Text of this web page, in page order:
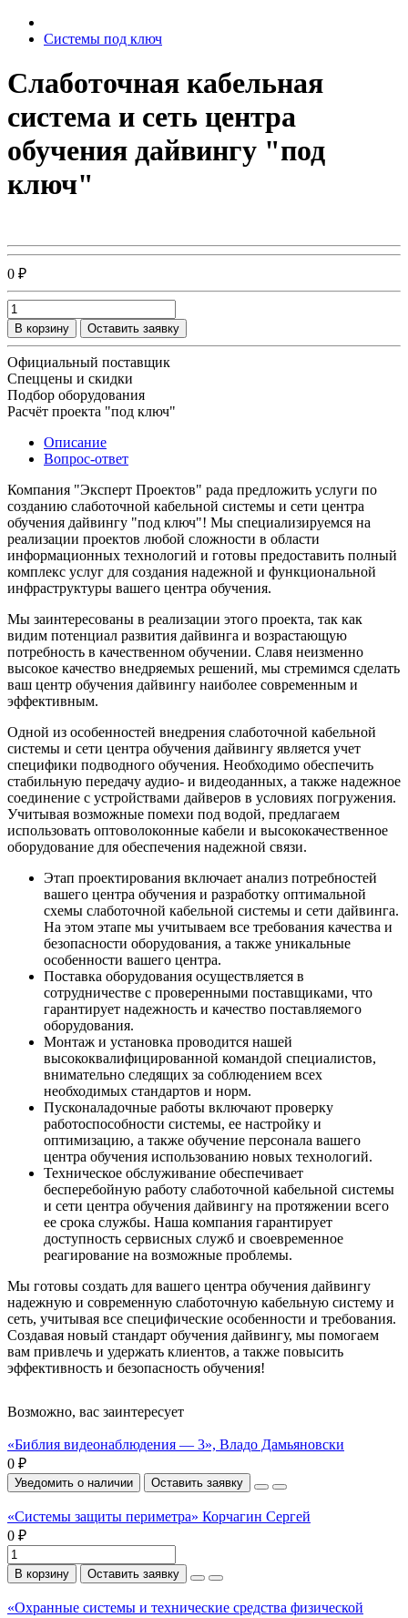
Системы под ключ
Слаботочная кабельная
система и сеть центра
обучения дайвингу "под
ключ"
0 ₽
В корзину Оставить заявку
Официальный поставщик
Спеццены и скидки
Подбор оборудования
Расчёт проекта "под ключ"
Описание
Вопрос-ответ
Компания "Эксперт Проектов" рада предложить услуги по
созданию слаботочной кабельной системы и сети центра
обучения дайвингу "под ключ"! Мы специализируемся на
реализации проектов любой сложности в области
информационных технологий и готовы предоставить полный
комплекс услуг для создания надежной и функциональной
инфраструктуры вашего центра обучения.
Мы заинтересованы в реализации этого проекта, так как
видим потенциал развития дайвинга и возрастающую
потребность в качественном обучении. Славя неизменно
высокое качество внедряемых решений, мы стремимся сделать
ваш центр обучения дайвингу наиболее современным и
эффективным.
Одной из особенностей внедрения слаботочной кабельной
системы и сети центра обучения дайвингу является учет
специфики подводного обучения. Необходимо обеспечить
стабильную передачу аудио- и видеоданных, а также надежное
соединение с устройствами дайверов в условиях погружения.
Учитывая возможные помехи под водой, предлагаем
использовать оптоволоконные кабели и высококачественное
оборудование для обеспечения надежной связи.
Этап проектирования включает анализ потребностей
вашего центра обучения и разработку оптимальной
схемы слаботочной кабельной системы и сети дайвинга.
На этом этапе мы учитываем все требования качества и
безопасности оборудования, а также уникальные
особенности вашего центра.
Поставка оборудования осуществляется в
сотрудничестве с проверенными поставщиками, что
гарантирует надежность и качество поставляемого
оборудования.
Монтаж и установка проводится нашей
высококвалифицированной командой специалистов,
внимательно следящих за соблюдением всех
необходимых стандартов и норм.
Пусконаладочные работы включают проверку
работоспособности системы, ее настройку и
оптимизацию, а также обучение персонала вашего
центра обучения использованию новых технологий.
Техническое обслуживание обеспечивает
бесперебойную работу слаботочной кабельной системы
и сети центра обучения дайвингу на протяжении всего
ее срока службы. Наша компания гарантирует
доступность сервисных служб и своевременное
реагирование на возможные проблемы.
Мы готовы создать для вашего центра обучения дайвингу
надежную и современную слаботочную кабельную систему и
сеть, учитывая все специфические особенности и требования.
Создавая новый стандарт обучения дайвингу, мы помогаем
вам привлечь и удержать клиентов, а также повысить
эффективность и безопасность обучения!
Возможно, вас заинтересует
«Библия видеонаблюдения — 3», Владо Дамьяновски
0 ₽
Уведомить о наличии Оставить заявку
«Системы защиты периметра» Корчагин Сергей
0 ₽
В корзину Оставить заявку
«Охранные системы и технические средства физической